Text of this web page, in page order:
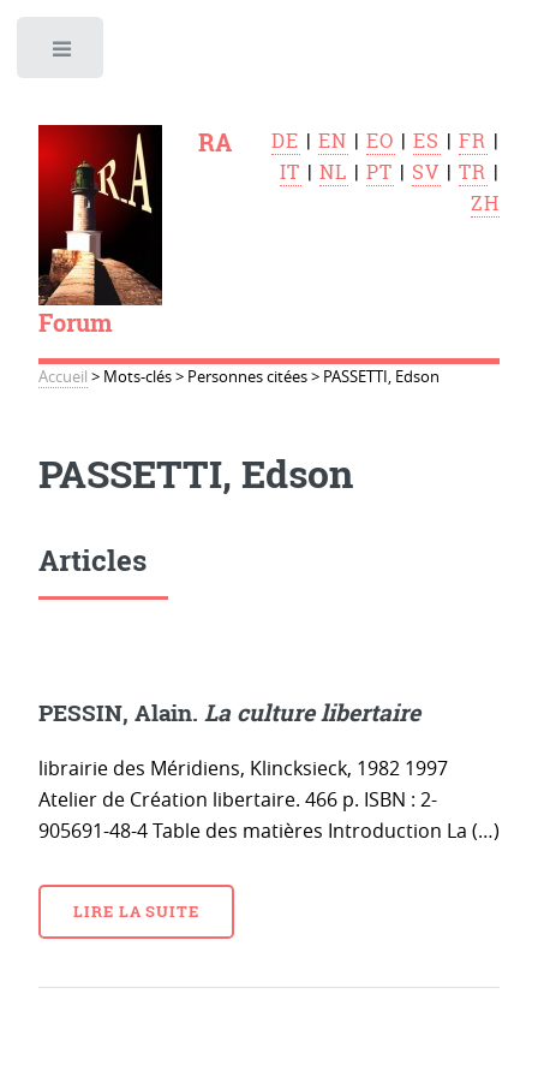
RA
Forum
DE |EN |EO |ES |FR |
IT |NL |PT | SV |TR |
ZH
Accueil > Mots-clés> Personnes citées> PASSETTI, Edson
PASSETTI, Edson
Articles
PESSIN, Alain. La culture libertaire
librairie des Méridiens, Klincksieck, 1982 1997
Atelier de Création libertaire. 466 p. ISBN : 2-
905691-48-4 Table des matières Introduction La (…)
LIRE LA SUITE